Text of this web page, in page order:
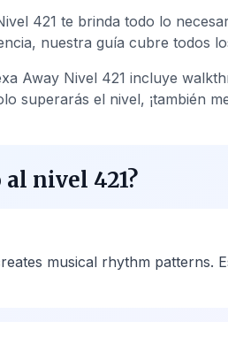
421 te brinda todo lo
nuestra guía cubre todos
Away Nivel 421 incluye
superarás el nivel, ¡también
al nivel 421?
musical rhythm patterns.